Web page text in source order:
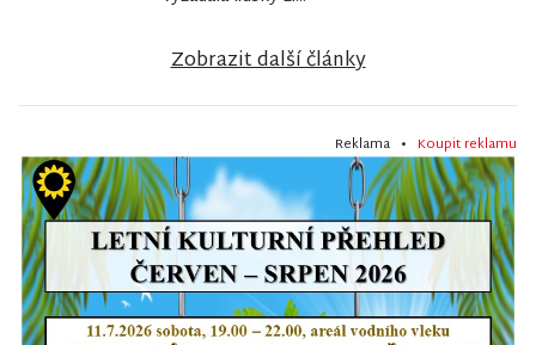
Zobrazit další články
Reklama • Koupit reklamu